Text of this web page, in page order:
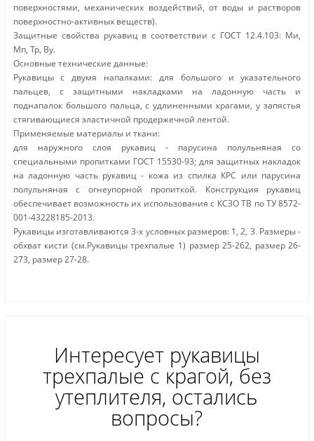
поверхностями, механических воздействий, от воды и растворов
поверхностно-активных веществ).
Защитные свойства рукавиц в соответствии с ГОСТ 12.4.103: Ми,
Мп, Тр, Ву.
Основные технические данные:
Рукавицы с двумя напалками: для большого и указательного
пальцев, с защитными накладками на ладонную часть и
поднапалок большого пальца, с удлиненными крагами, у запястья
стягивающиеся эластичной продержечной лентой.
Применяемые материалы и ткани:
для наружного слоя рукавиц - парусина полульняная со
специальными пропитками ГОСТ 15530-93; для защитных накладок
на ладонную часть рукавиц - кожа из спилка КРС или парусина
полульняная с огнеупорной пропиткой. Конструкция рукавиц
обеспечивает возможность их использования с КСЗО ТВ по ТУ 8572-
001-43228185-2013.
Рукавицы изготавливаются 3-х условных размеров: 1, 2, 3. Размеры -
обхват кисти (см.Рукавицы трехпалые 1) размер 25-262, размер 26-
273, размер 27-28.
Интересует рукавицы
трехпалые c крагой, без
утеплителя, остались
вопросы?